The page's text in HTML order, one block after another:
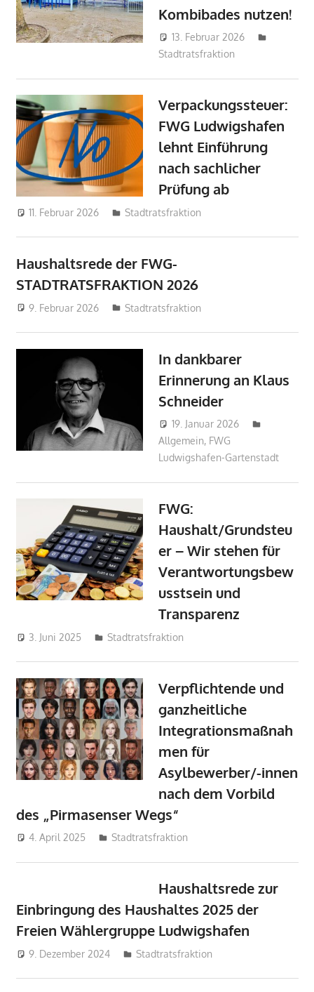
Kombibades nutzen!
13. Februar 2026
Stadtratsfraktion
Verpackungssteuer:
FWG Ludwigshafen
lehnt Einführung
nach sachlicher
Prüfung ab
11. Februar 2026 admin
Stadtratsfraktion
Haushaltsrede der FWG-
STADTRATSFRAKTION 2026
9. Februar 2026 admin
Stadtratsfraktion
In dankbarer
Erinnerung an Klaus
Schneider
19. Januar 2026
Allgemein, FWG
Ludwigshafen-Gartenstadt
FWG:
Haushalt/Grundsteu
er – Wir stehen für
Verantwortungsbew
usstsein und
Transparenz
3. Juni 2025 admin
Stadtratsfraktion
Verpflichtende und
ganzheitliche
Integrationsmaßnah
men für
Asylbewerber/-innen
nach dem Vorbild
des „Pirmasenser Wegs“
4. April 2025 admin
Stadtratsfraktion
Haushaltsrede zur
Einbringung des Haushaltes 2025 der
Freien Wählergruppe Ludwigshafen
9. Dezember 2024 admin
Stadtratsfraktion